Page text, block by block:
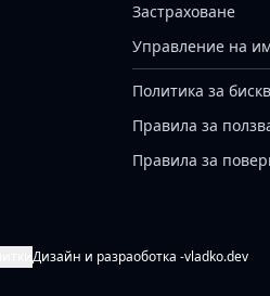
Застраховане
Управление на
Политика за
Правила за
Правила за
Дизайн и разраоботка -vladko.dev